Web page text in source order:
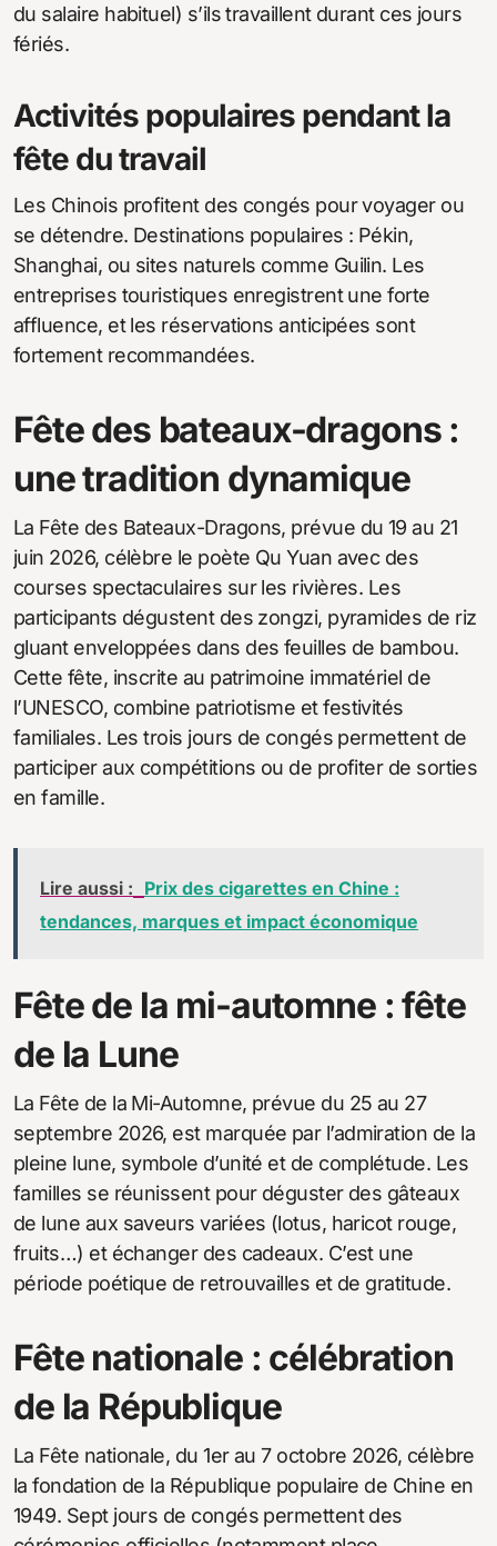
du salaire habituel) s’ils travaillent durant ces jours
fériés.
Activités populaires pendant la
fête du travail
Les Chinois profitent des congés pour voyager ou
se détendre. Destinations populaires : Pékin,
Shanghai, ou sites naturels comme Guilin. Les
entreprises touristiques enregistrent une forte
affluence, et les réservations anticipées sont
fortement recommandées.
Fête des bateaux-dragons :
une tradition dynamique
La Fête des Bateaux-Dragons, prévue du 19 au 21
juin 2026, célèbre le poète Qu Yuan avec des
courses spectaculaires sur les rivières. Les
participants dégustent des zongzi, pyramides de riz
gluant enveloppées dans des feuilles de bambou.
Cette fête, inscrite au patrimoine immatériel de
l’UNESCO, combine patriotisme et festivités
familiales. Les trois jours de congés permettent de
participer aux compétitions ou de profiter de sorties
en famille.
Lire aussi : Prix des cigarettes en Chine :
tendances, marques et impact économique
Fête de la mi-automne : fête
de la Lune
La Fête de la Mi-Automne, prévue du 25 au 27
septembre 2026, est marquée par l’admiration de la
pleine lune, symbole d’unité et de complétude. Les
familles se réunissent pour déguster des gâteaux
de lune aux saveurs variées (lotus, haricot rouge,
fruits…) et échanger des cadeaux. C’est une
période poétique de retrouvailles et de gratitude.
Fête nationale : célébration
de la République
La Fête nationale, du 1er au 7 octobre 2026, célèbre
la fondation de la République populaire de Chine en
1949. Sept jours de congés permettent des